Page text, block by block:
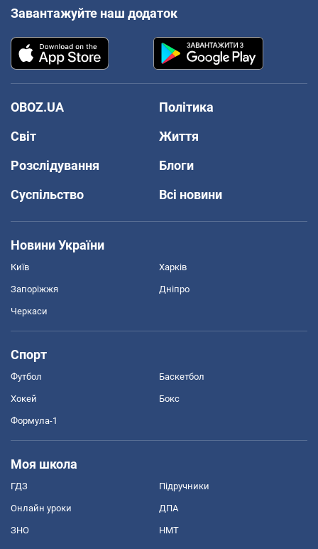
Завантажуйте наш додаток
OBOZ.UA
Політика
Світ
Життя
Розслідування
Блоги
Суспільство
Всі новини
Новини України
Київ Харків
Запоріжжя Дніпро
Черкаси
Спорт
Футбол Баскетбол
Хокей Бокс
Формула-1
Моя школа
ГДЗ Підручники
Онлайн уроки ДПА
ЗНО НМТ